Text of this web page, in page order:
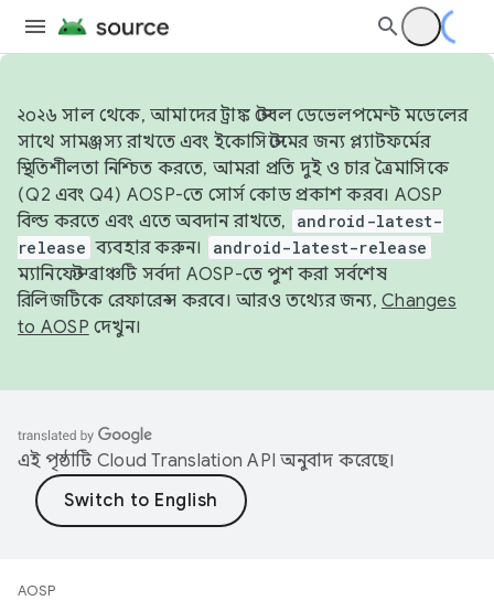
২০২৬ সাল থেকে, আমাদের ট্রাঙ্ক স্টেবল ডেভেলপমেন্ট মডেলের
সাথে সামঞ্জস্য রাখতে এবং ইকোসিস্টেমের জন্য প্ল্যাটফর্মের
স্থিতিশীলতা নিশ্চিত করতে, আমরা প্রতি দুই ও চার ত্রৈমাসিকে
(Q2 এবং Q4) AOSP-তে সোর্স কোড প্রকাশ করব। AOSP
বিল্ড করতে এবং এতে অবদান রাখতে,
android-latest-
release ব্যবহার করুন। android-latest-release
ম্যানিফেস্ট ব্রাঞ্চটি সর্বদা AOSP-তে পুশ করা সর্বশেষ
রিলিজটিকে রেফারেন্স করবে। আরও তথ্যের জন্য, Changes
to AOSP দেখুন।
এই পৃষ্ঠাটি Cloud Translation API অনুবাদ করেছে।
AOSP